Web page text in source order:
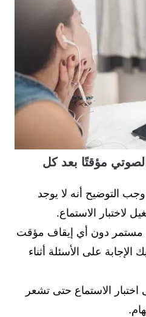
مؤقتًا بعد كل
التوضيح أنه لا يوجد
لاختبار الاستماع.
دون أي إيقاف مؤقت
الإجابة على الأسئلة أثناء
الاستماع حتى تشعر